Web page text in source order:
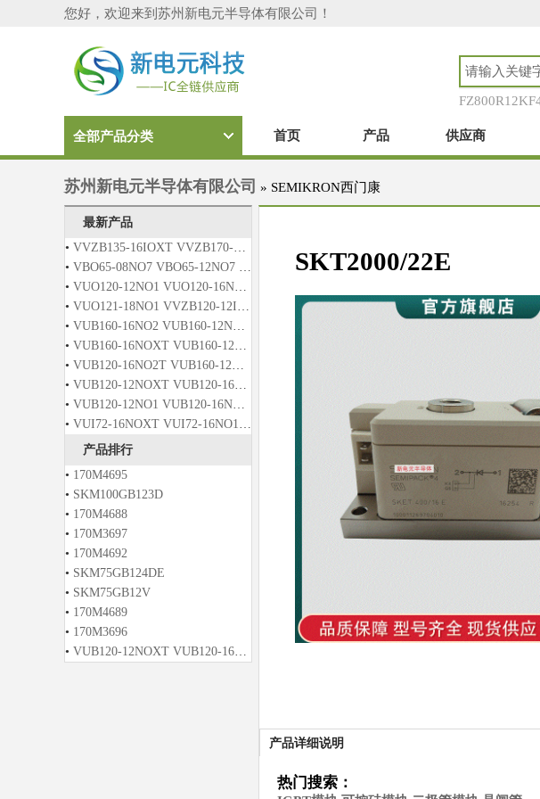
您好，欢迎来到苏州新电元半导体有限公司！
全部产品分类 首页 产品 供应商
苏州新电元半导体有限公司 » SEMIKRON西门康
最新产品
• VVZB135-16IOXT VVZB170-16IOXT
• VBO65-08NO7 VBO65-12NO7 VBO65-14NO7 VBO65-16NO7 VBO65-18NO7
• VUO120-12NO1 VUO120-16NO1 VUO120-12NO2T VUO120-16NO2T
• VUO121-18NO1 VVZB120-12IO1 VVZB120-12IO2 VVZB120-16IOX
• VUB160-16NO2 VUB160-12NO2T VUB160-16NO2T VUO121-16NO1
• VUB160-16NOXT VUB160-12NO1 VUB160-16NO1 VUB160-12NO2
• VUB120-16NO2T VUB160-12NOX VUB160-16NOX VUB160-12NOXT
• VUB120-12NOXT VUB120-16NOXT VUB120-12NO2T VUB120-14NO2T
• VUB120-12NO1 VUB120-16NO1 VUB120-12NO2 VUB120-16NO2
• VUI72-16NOXT VUI72-16NO1 VUO121-12NO1 VUO121-14NO1
产品排行
• 170M4695
• SKM100GB123D
• 170M4688
• 170M3697
• 170M4692
• SKM75GB124DE
• SKM75GB12V
• 170M4689
• 170M3696
• VUB120-12NOXT VUB120-16NOXT VUB120-12NO2T VUB120-14NO2T
SKT2000/22E
产品详细说明
热门搜索：